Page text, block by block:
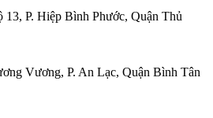
13, P. Hiệp Bình Phước, Quận Thủ
Vương, P. An Lạc, Quận Bình Tân